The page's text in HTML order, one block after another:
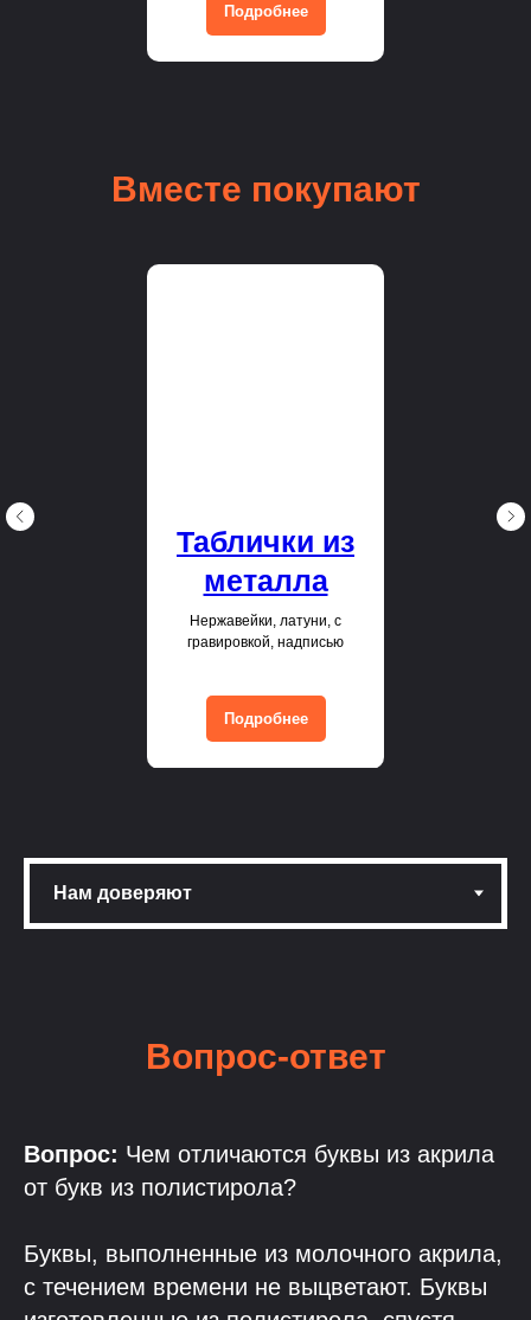
Подробнее
Вместе покупают
Таблички из
металла
Нержавейки, латуни, с
гравировкой, надписью
Подробнее
Вопрос-ответ
Вопрос: Чем отличаются буквы из акрила
от букв из полистирола?
Буквы, выполненные из молочного акрила,
с течением времени не выцветают. Буквы